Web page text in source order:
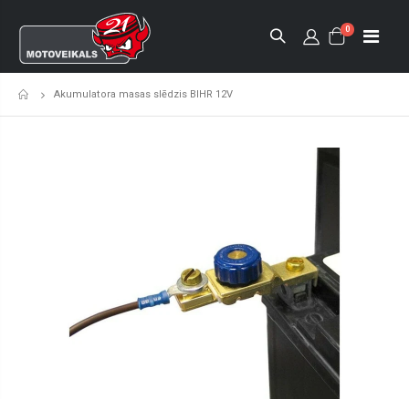
0
Sākumlapa
Akumulatora masas slēdzis BIHR 12V